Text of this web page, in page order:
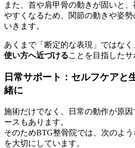
また、首や肩甲骨の動きが固いと
やすくなるため、関節の動きや姿
いきます。
あくまで「断定的な表現」ではなく
使い方へ近づけることを目指したサ
日常サポート：セルフケアと
緒に
施術だけでなく、日常の動作が原
ースもあります。
そのためBTG整骨院では、次のよう
を大切にしています。